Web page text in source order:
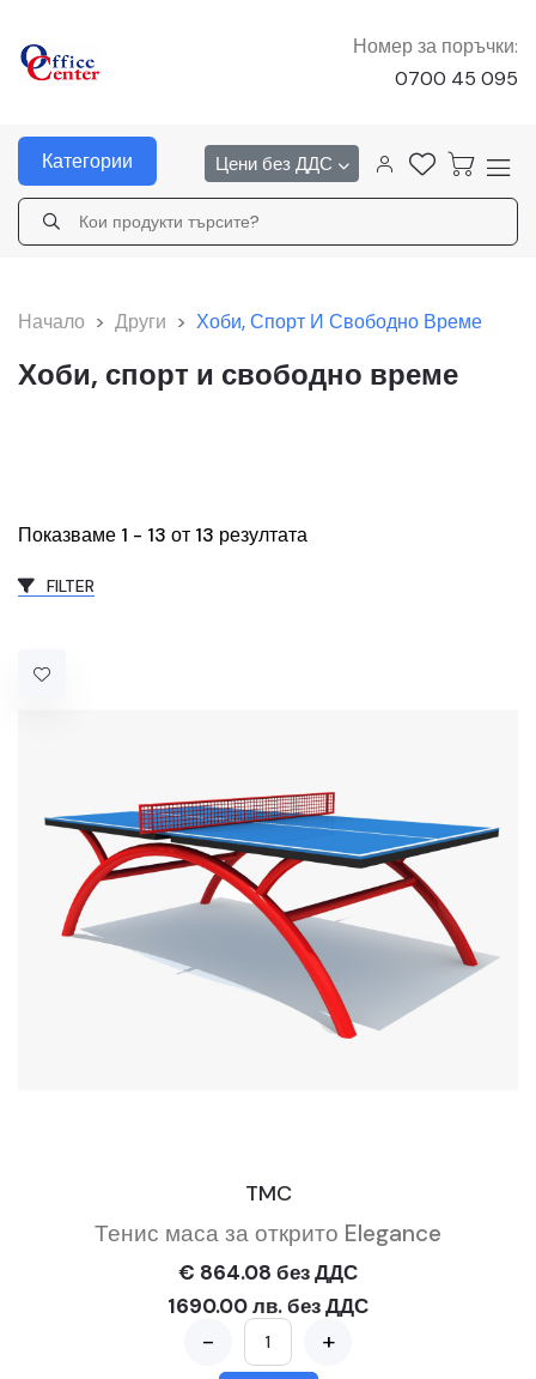
Номер за поръчки:
0700 45 095
Категории Цени без ДДС
Начало > Други > Хоби, Спорт И Свободно Време
Хоби, спорт и свободно време
Показваме 1 - 13 от 13 резултата
FILTER
TMC
Тенис маса за открито Elegance
€ 864.08 без ДДС
1690.00 лв. без ДДС
- +